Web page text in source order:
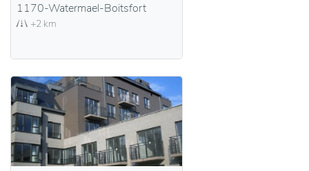
1170-Watermael-Boitsfort
+2 km